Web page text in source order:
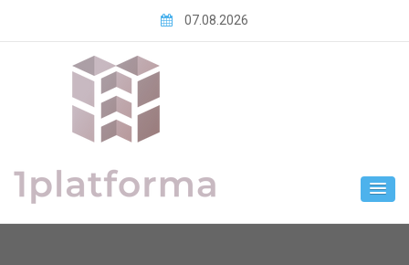
07.08.2026